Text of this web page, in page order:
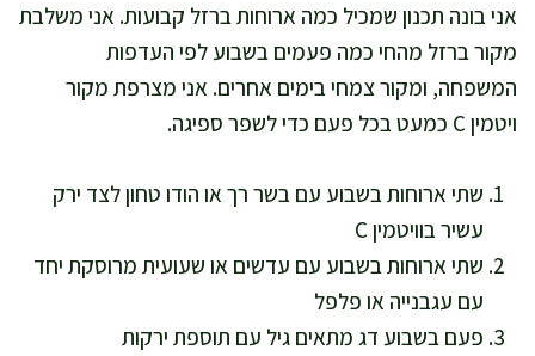
אני בונה תכנון שמכיל כמה ארוחות ברזל קבועות. אני משלבת
מקור ברזל מהחי כמה פעמים בשבוע לפי העדפות
המשפחה, ומקור צמחי בימים אחרים. אני מצרפת מקור
ויטמין C כמעט בכל פעם כדי לשפר ספיגה.
שתי ארוחות בשבוע עם בשר רך או הודו טחון לצד ירק
עשיר בוויטמין C
שתי ארוחות בשבוע עם עדשים או שעועית מרוסקת יחד
עם עגבנייה או פלפל
פעם בשבוע דג מתאים גיל עם תוספת ירקות